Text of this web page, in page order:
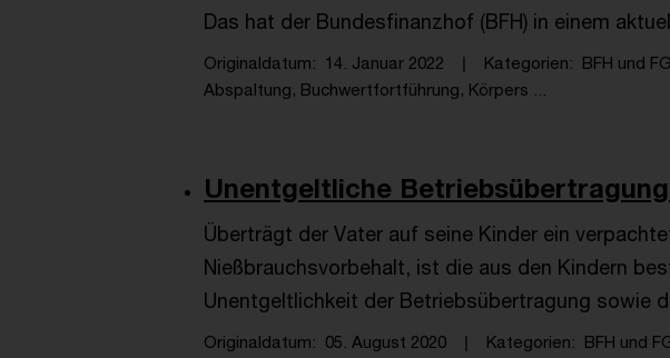
Das hat der Bundesfinanzhof (BFH) in einem
Originaldatum 14. Januar 2022 Kategorien BFH und
Abspaltung, Buchwertfortführung, Körpers ...
Unentgeltliche
Überträgt der Vater auf seine Kinder ein
Nießbrauchsvorbehalt, ist die aus den Kindern
Unentgeltlichkeit der Betriebsübertragung sowie
Originaldatum 05. August 2020 Kategorien BFH und